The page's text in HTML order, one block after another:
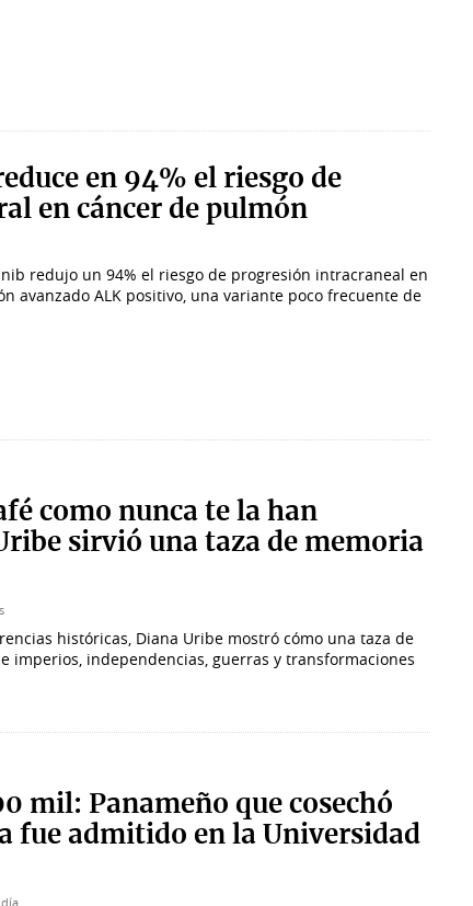
en 94% el riesgo de
en cáncer de pulmón
redujo un 94% el riesgo de progresión intracraneal en
avanzado ALK positivo, una variante poco frecuente de
como nunca te la han
sirvió una taza de memoria
históricas, Diana Uribe mostró cómo una taza de
imperios, independencias, guerras y transformaciones
mil: Panameño que cosechó
fue admitido en la Universidad
día